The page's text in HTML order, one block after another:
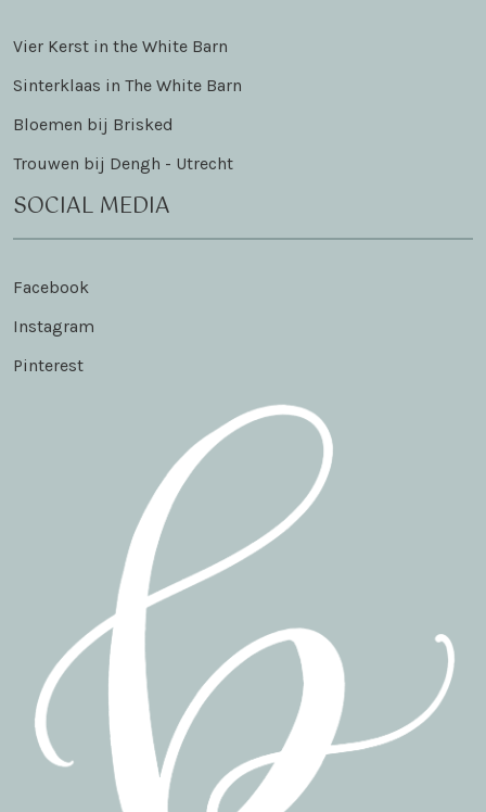
Vier Kerst in the White Barn
Sinterklaas in The White Barn
Bloemen bij Brisked
Trouwen bij Dengh - Utrecht
SOCIAL MEDIA
Facebook
Instagram
Pinterest